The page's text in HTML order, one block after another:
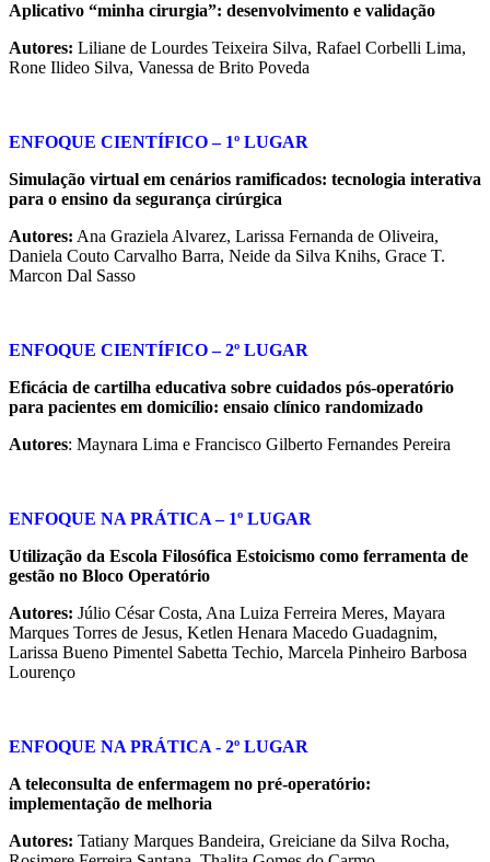
Aplicativo “minha cirurgia”: desenvolvimento e validação
Autores: Liliane de Lourdes Teixeira Silva, Rafael Corbelli Lima,
Rone Ilideo Silva, Vanessa de Brito Poveda
ENFOQUE CIENTÍFICO – 1º LUGAR
Simulação virtual em cenários ramificados: tecnologia interativa
para o ensino da segurança cirúrgica
Autores: Ana Graziela Alvarez, Larissa Fernanda de Oliveira,
Daniela Couto Carvalho Barra, Neide da Silva Knihs, Grace T.
Marcon Dal Sasso
ENFOQUE CIENTÍFICO – 2º LUGAR
Eficácia de cartilha educativa sobre cuidados pós-operatório
para pacientes em domicílio: ensaio clínico randomizado
Autores: Maynara Lima e Francisco Gilberto Fernandes Pereira
ENFOQUE NA PRÁTICA – 1º LUGAR
Utilização da Escola Filosófica Estoicismo como ferramenta de
gestão no Bloco Operatório
Autores: Júlio César Costa, Ana Luiza Ferreira Meres, Mayara
Marques Torres de Jesus, Ketlen Henara Macedo Guadagnim,
Larissa Bueno Pimentel Sabetta Techio, Marcela Pinheiro Barbosa
Lourenço
ENFOQUE NA PRÁTICA - 2º LUGAR
A teleconsulta de enfermagem no pré-operatório:
implementação de melhoria
Autores: Tatiany Marques Bandeira, Greiciane da Silva Rocha,